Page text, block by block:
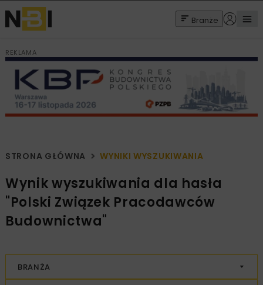
Branże
REKLAMA
STRONA GŁÓWNA WYNIKI WYSZUKIWANIA
Wynik wyszukiwania dla hasła
"Polski Związek Pracodawców
Budownictwa"
BRANŻA